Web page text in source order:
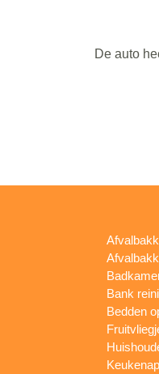
De auto
Bank
Bedden